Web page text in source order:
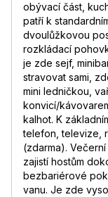
obývací část,
patří k
dvoulůžkovou
rozkládací
je zde sejf,
stravovat sami,
mini ledničkou,
konvicí/
kalhot. K
telefon, televize,
(zdarma).
zajistí hostům
bezbariérové
vanu. Je zde